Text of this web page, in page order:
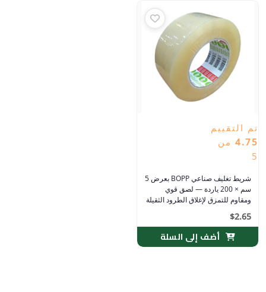
تم التقييم
4.75 من
5
شريط تغليف صناعي BOPP بعرض 5
سم × 200 ياردة — لصق قوي
ومقاوم للتمزق لإغلاق الطرود الثقيلة
$2.65
أضف إلى السلة